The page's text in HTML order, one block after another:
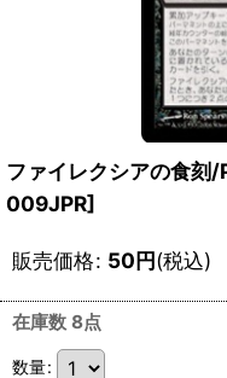
ファイレクシアの食
009JPR]
販売価格: 50円(税込)
在庫数 8点
数量: